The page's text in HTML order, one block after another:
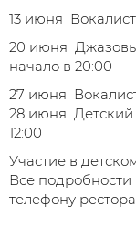
13 июня
20 июня
начало в 20:00
27 июня
28 июня Детский
12:00
Участие в
Все
телефону